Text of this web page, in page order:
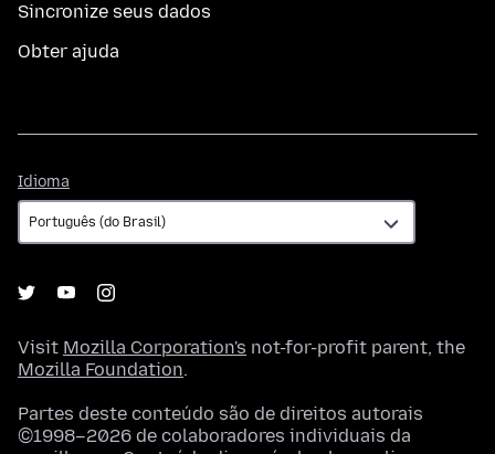
Sincronize seus dados
Obter ajuda
Idioma
Visit Mozilla Corporation's not-for-profit parent, the
Mozilla Foundation.
Partes deste conteúdo são de direitos autorais
©1998–2026 de colaboradores individuais da